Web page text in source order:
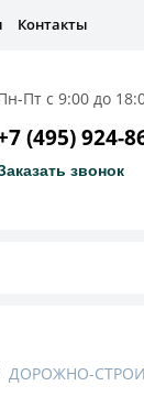
Контакты
Пт с 9:00 до
(495) 924-
звонок
ДОРОЖНО-